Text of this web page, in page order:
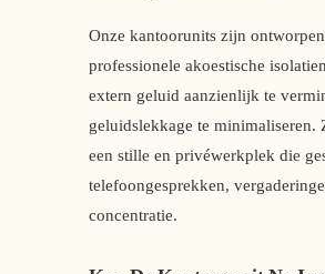
Onze kantoorunits zijn
professionele akoestische
extern geluid aanzienlijk te
geluidslekkage te minimaliseren.
een stille en privéwerkplek die
telefoongesprekken,
concentratie.